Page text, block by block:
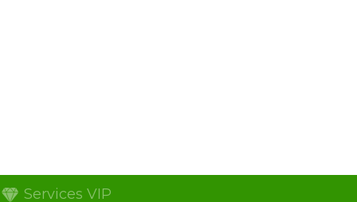
Services VIP